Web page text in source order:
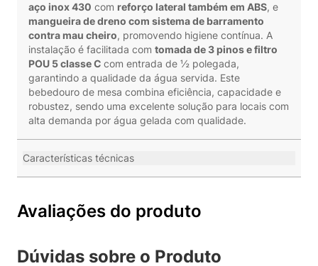
aço inox 430 com reforço lateral também em ABS, e
mangueira de dreno com sistema de barramento
contra mau cheiro, promovendo higiene contínua. A
instalação é facilitada com tomada de 3 pinos e filtro
POU 5 classe C com entrada de ½ polegada,
garantindo a qualidade da água servida. Este
bebedouro de mesa combina eficiência, capacidade e
robustez, sendo uma excelente solução para locais com
alta demanda por água gelada com qualidade.
Características técnicas
Avaliações do produto
Dúvidas sobre o Produto